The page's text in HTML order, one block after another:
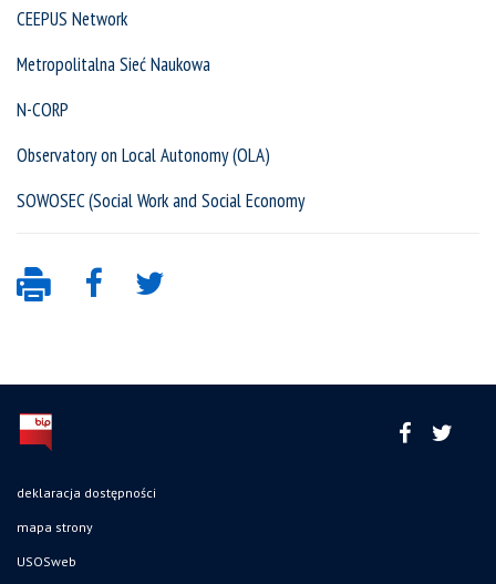
CEEPUS Network
Metropolitalna Sieć Naukowa
N-CORP
Observatory on Local Autonomy (OLA)
SOWOSEC (Social Work and Social Economy
deklaracja dostępności
mapa strony
USOSweb